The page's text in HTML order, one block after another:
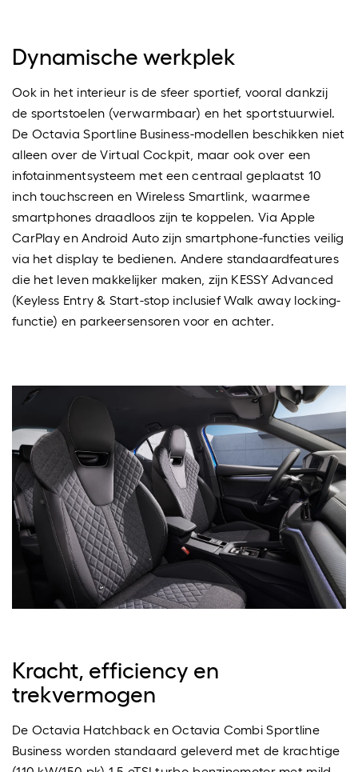
Dynamische werkplek
Ook in het interieur is de sfeer sportief, vooral dankzij
de sportstoelen (verwarmbaar) en het sportstuurwiel.
De Octavia Sportline Business-modellen beschikken niet
alleen over de Virtual Cockpit, maar ook over een
infotainmentsysteem met een centraal geplaatst 10
inch touchscreen en Wireless Smartlink, waarmee
smartphones draadloos zijn te koppelen. Via Apple
CarPlay en Android Auto zijn smartphone-functies veilig
via het display te bedienen. Andere standaardfeatures
die het leven makkelijker maken, zijn KESSY Advanced
(Keyless Entry & Start-stop inclusief Walk away locking-
functie) en parkeersensoren voor en achter.
Kracht, efficiency en
trekvermogen
De Octavia Hatchback en Octavia Combi Sportline
Business worden standaard geleverd met de krachtige